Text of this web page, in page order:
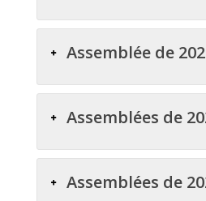
Assemblée de
Assemblées de
Assemblées de